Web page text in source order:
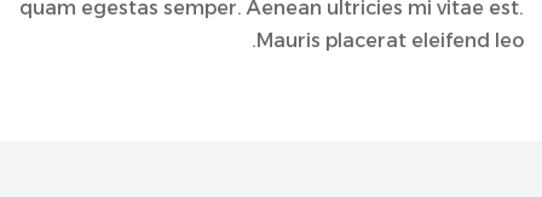
quam egestas semper. Aenean ultricies mi vitae est.
Mauris placerat eleifend leo.